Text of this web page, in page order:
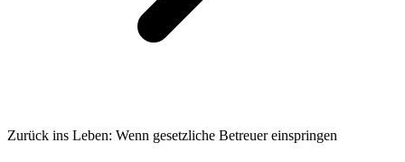
Zurück ins Leben: Wenn gesetzliche Betreuer einspringen